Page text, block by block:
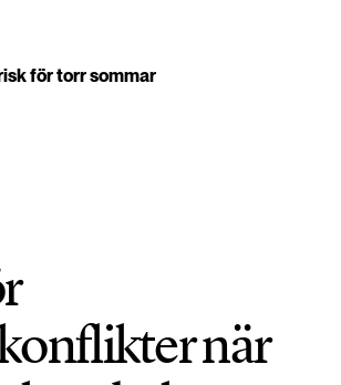
för torr sommar
när